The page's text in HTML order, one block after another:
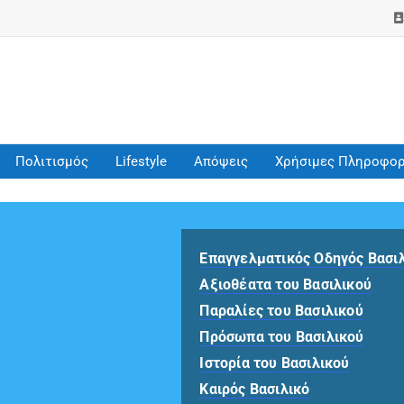
Πολιτισμός Lifestyle Απόψεις Χρήσιμες
Επαγγελματικός Οδηγός
Αξιοθέατα του Βασιλικού
Παραλίες του Βασιλικού
Πρόσωπα του Βασιλικού
Ιστορία του Βασιλικού
Καιρός Βασιλικό